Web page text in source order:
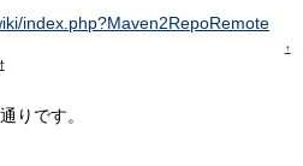
index.php?Maven2RepoRemote
↑
†
りです。